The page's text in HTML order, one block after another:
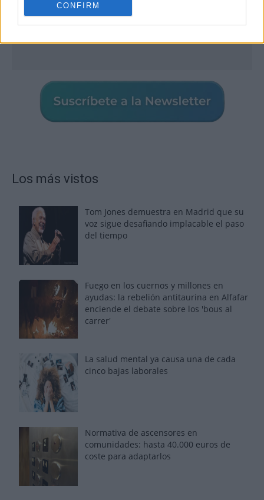
CONFIRM
Los más vistos
Tom Jones demuestra en Madrid que su
voz sigue desafiando implacable el paso
del tiempo
Fuego en los cuernos y millones en
ayudas: la rebelión antitaurina en Alfafar
enciende el debate sobre los 'bous al
carrer'
La salud mental ya causa una de cada
cinco bajas laborales
Normativa de ascensores en
comunidades: hasta 40.000 euros de
coste para adaptarlos